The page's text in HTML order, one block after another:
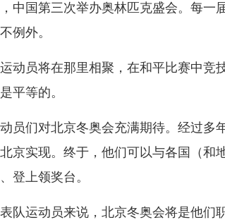
中国第三次举办奥林匹克盛会。每一
例外。
员将在那里相聚，在和平比赛中竞
平等的。
们对北京冬奥会充满期待。经过多
京实现。终于，他们可以与各国（和
登上领奖台。
运动员来说，北京冬奥会将是他们